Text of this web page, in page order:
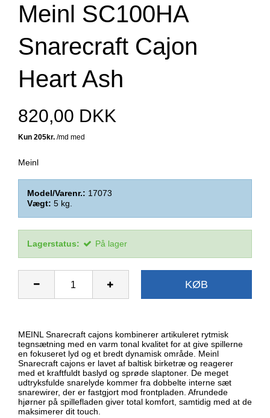
Meinl SC100HA
Snarecraft Cajon
Heart Ash
820,00 DKK
Meinl
Model/Varenr.: 17073
Vægt: 5 kg.
Lagerstatus: På lager
KØB
MEINL Snarecraft cajons kombinerer artikuleret rytmisk
tegnsætning med en varm tonal kvalitet for at give spillerne
en fokuseret lyd og et bredt dynamisk område. Meinl
Snarecraft cajons er lavet af baltisk birketræ og reagerer
med et kraftfuldt baslyd og sprøde slaptoner. De meget
udtryksfulde snarelyde kommer fra dobbelte interne sæt
snarewirer, der er fastgjort mod frontpladen. Afrundede
hjørner på spillefladen giver total komfort, samtidig med at de
maksimerer dit touch.